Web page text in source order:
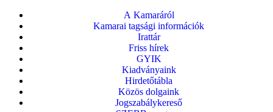
A Kamaráról
Kamarai tagsági információk
Irattár
Friss hírek
GYIK
Kiadványaink
Hirdetőtábla
Közös dolgaink
Jogszabálykereső